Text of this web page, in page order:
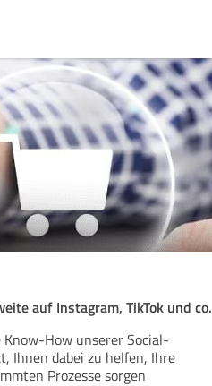
auf Instagram, TikTok und co.
How unserer Social-
Ihnen dabei zu helfen, Ihre
Prozesse sorgen